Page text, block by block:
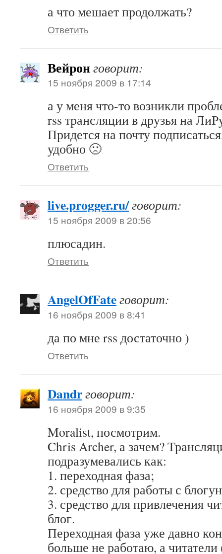
а что мешает продолжать?
Ответить
Вейронговорит:
15 ноября 2009 в 17:14
а у меня что-то возникли
rss трансляции в друзья на
Придется на почту
удобно 🙁
Ответить
live.progger.ru/говорит:
15 ноября 2009 в 20:56
плюсадин.
Ответить
AngelOfFateговорит:
16 ноября 2009 в 8:41
да по мне rss достаточно )
Ответить
Dandrговорит:
16 ноября 2009 в 9:35
Moralist, посмотрим.
Chris Archer, а зачем?
подразумевались как:
1. переходная фаза;
2. средство для работы с
3. средство для привлечения
блог.
Переходная фаза уже давно
больше не работаю, а